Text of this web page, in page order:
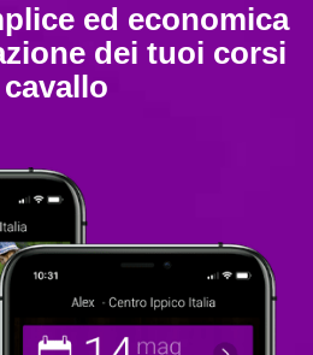
ed economica
dei tuoi corsi
cavallo